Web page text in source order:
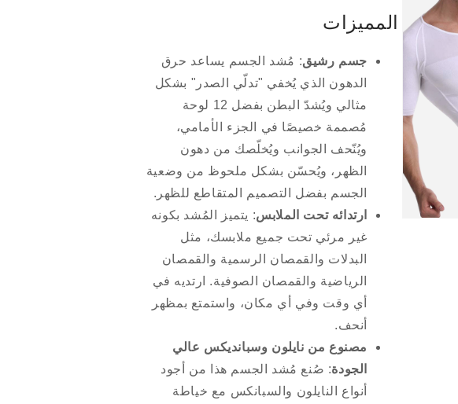
المميزات
جسم رشيق: مُشد الجسم يساعد حرق
الدهون الذي يُخفي "تدلّي الصدر" بشكل
مثالي ويُشدّ البطن بفضل 12 لوحة
مُصممة خصيصًا في الجزء الأمامي،
ويُنّحف الجوانب ويُخلّصك من دهون
الظهر، ويُحسّن بشكل ملحوظ من وضعية
الجسم بفضل التصميم المتقاطع للظهر.
ارتدائه تحت الملابس: يتميز المُشد بكونه
غير مرئي تحت جميع ملابسك، مثل
البدلات والقمصان الرسمية والقمصان
الرياضية والقمصان الصوفية. ارتديه في
أي وقت وفي أي مكان، واستمتع بمظهر
أنحف.
مصنوع من نايلون وسبانديكس عالي
الجودة: صُنع مُشد الجسم هذا من أجود
أنواع النايلون والسبانكس مع خياطة